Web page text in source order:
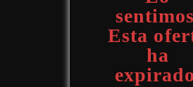
Esta
ha